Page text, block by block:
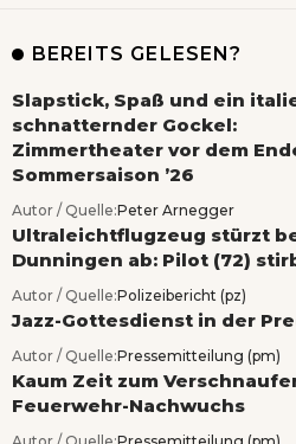
BEREITS GELESEN?
Slapstick, Spaß und ein
schnatternder Gockel:
Zimmertheater vor dem
Sommersaison ’26
Autor / Quelle:Peter Arnegger
Ultraleichtflugzeug stürzt
Dunningen ab: Pilot (72)
Autor / Quelle:Polizeibericht (pz)
Jazz-Gottesdienst in der
Autor / Quelle:Pressemitteilung (pm)
Kaum Zeit zum
Feuerwehr-Nachwuchs